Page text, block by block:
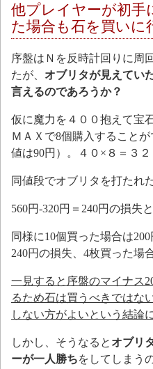
他プレイヤーが初手
た場合も石を買いに
序盤はＮを反時計回りに周
たが、 オブリタが見えてい
言えるのであろうか？
仮に魔力を４００抱えて宝
ＭＡＸで8個購入すること
値は90円）。４０×８＝３２
同値段でオブリタを打たれ
560円-320円＝240円の損失と
同様に10個買った場合は
240円の損失、4枚買った場
一見すると序盤のマイナス
るため石は買うべきではな
しない方がよいという結論
しかし、そうなると オブリ
ーが一人勝ちをしてしまう